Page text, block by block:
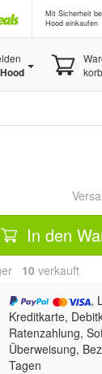
Mit Sicherheit
Hood einkaufen
korb
In den
10 verkauft
,
Kreditkarte,
Ratenzahlung,
Überweisung,
Tagen